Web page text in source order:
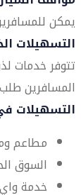
يمكن
التسهيلات
تتوفر خدمات
المسافرين
التسهيلات
مطاعم
السوق
خدمة